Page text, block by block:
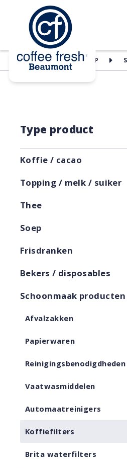
HOME WEBSHOP
Type product
Koffie / cacao
Topping / melk / suiker
Thee
Soep
Frisdranken
Bekers / disposables
Schoonmaak producten
Afvalzakken
Papierwaren
Reinigingsbenodigdheden
Vaatwasmiddelen
Automaatreinigers
Koffiefilters
Brita waterfilters